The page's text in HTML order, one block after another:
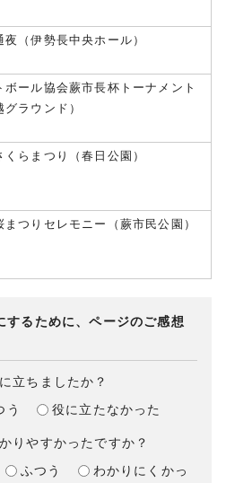
夜（伊勢長中央ホール）
ボール協会蕨市長杯トーナメント
ラウンド）
らまつり（春日公園）
まつりセレモニー（蕨市民公園）
するために、ページのご感想
立ちましたか？
う 役に立たなかった
りやすかったですか？
ふつう
わかりにくかっ